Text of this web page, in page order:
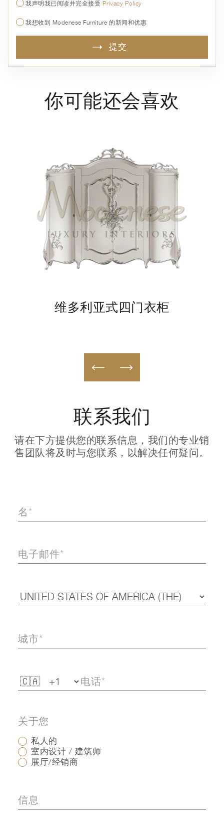
我声明我已阅读并完全接受 Privacy Policy
我想收到 Modenese Furniture 的新闻和优惠
提交
你可能还会喜欢
维多利亚式四门衣柜
联系我们
请在下方提供您的联系信息，我们的专业销
售团队将及时与您联系，以解决任何疑问。
关于您
私人的
室内设计 / 建筑师
展厅/经销商